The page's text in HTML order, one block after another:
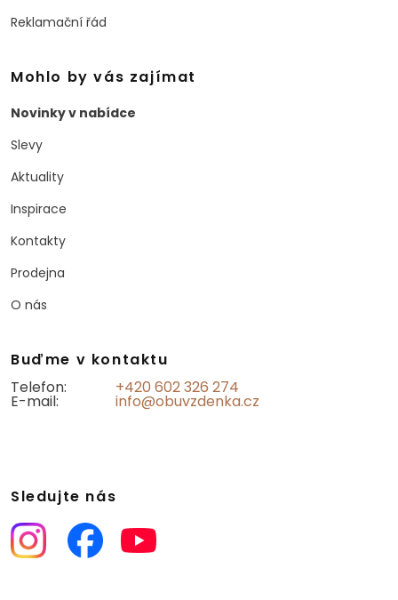
Reklamační řád
Mohlo by vás zajímat
Novinky v nabídce
Slevy
Aktuality
Inspirace
Kontakty
Prodejna
O nás
Buďme v kontaktu
Telefon:
+420 602 326 274
E-mail: info@obuvzdenka.cz
Sledujte nás